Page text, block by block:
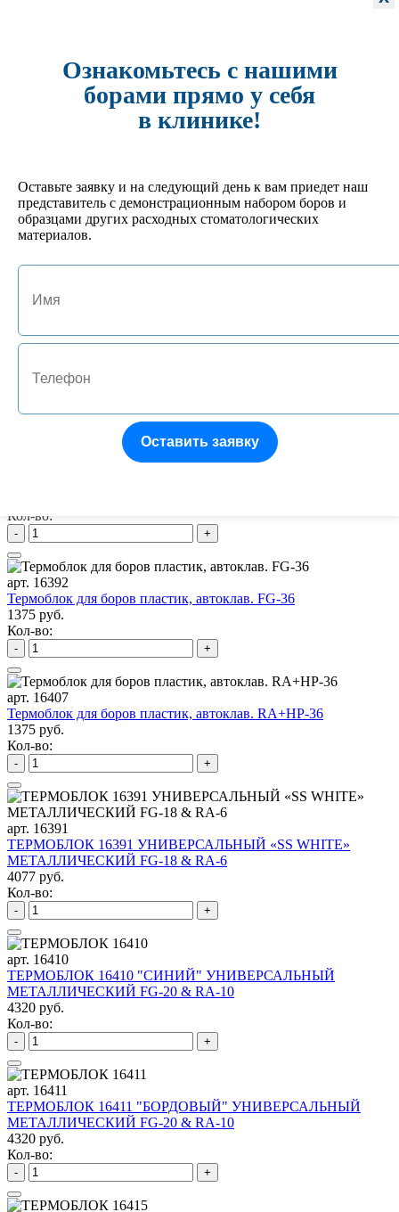
+
+
арт. JA-01125-HM
522 руб.
арт. JA-01132-P
496 руб.
+
Кол-во:
- +
арт. 16392
Термоблок для боров пластик, автоклав. FG-36
1375 руб.
Кол-во:
- +
арт. 16407
Термоблок для боров пластик, автоклав. RA+HP-36
1375 руб.
Кол-во:
- +
арт. 16391
ТЕРМОБЛОК 16391 УНИВЕРСАЛЬНЫЙ «SS WHITE»
МЕТАЛЛИЧЕСКИЙ FG-18 & RA-6
4077 руб.
Кол-во:
- +
арт. 16410
ТЕРМОБЛОК 16410 "СИНИЙ" УНИВЕРСАЛЬНЫЙ
МЕТАЛЛИЧЕСКИЙ FG-20 & RA-10
4320 руб.
Кол-во:
- +
арт. 16411
ТЕРМОБЛОК 16411 "БОРДОВЫЙ" УНИВЕРСАЛЬНЫЙ
МЕТАЛЛИЧЕСКИЙ FG-20 & RA-10
4320 руб.
Кол-во:
- +
Ознакомьтесь с нашими
борами прямо у себя
в клинике!
Оставьте заявку и на следующий день к вам приедет наш
представитель с демонстрационным набором боров и
образцами других расходных стоматологических
материалов.
Оставить заявку